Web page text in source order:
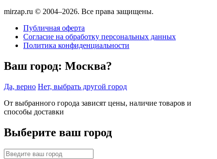
mirzap.ru © 2004–2026. Все права защищены.
Публичная оферта
Согласие на обработку персональных данных
Политика конфиденциальности
Ваш город: Москва?
Да, верно Нет, выбрать другой город
От выбранного города зависят цены, наличие товаров и
способы доставки
Выберите ваш город